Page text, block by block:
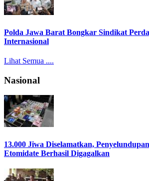
Polda Jawa Barat Bongkar Sindikat
Internasional
Lihat Semua ....
Nasional
13.000 Jiwa Diselamatkan,
Etomidate Berhasil Digagalkan